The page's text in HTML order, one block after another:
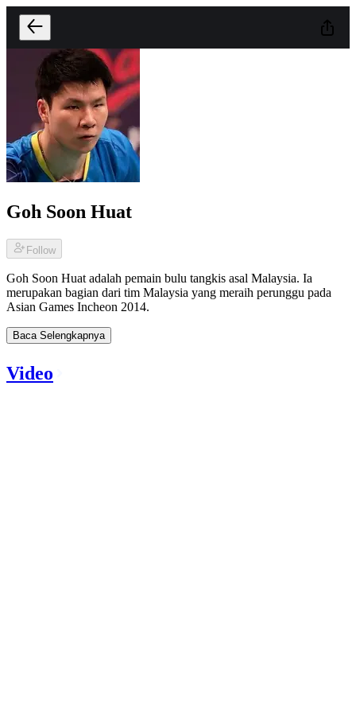
Goh Soon Huat
Follow
Goh Soon Huat adalah pemain bulu tangkis asal Malaysia. Ia
merupakan bagian dari tim Malaysia yang meraih perunggu pada
Asian Games Incheon 2014.
Baca Selengkapnya
Video